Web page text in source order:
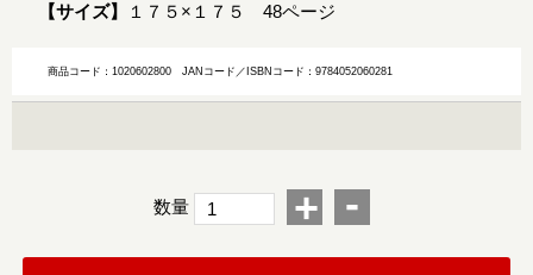
【サイズ】 １７５×１７５ 48ページ
商品コード：1020602800JANコード／ISBNコード：9784052060281
数量 + -